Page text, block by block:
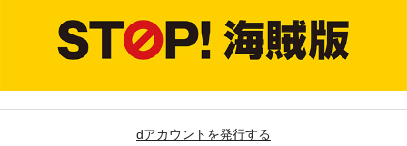
dアカウントを発行する